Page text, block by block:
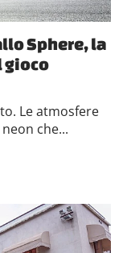
Sphere, la
gioco
Le atmosfere
che...